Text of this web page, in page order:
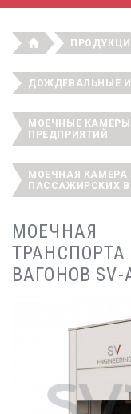
ДОЖДЕВАЛЬНЫЕ
МОЕЧНЫЕ
ПРЕДПРИЯТИЙ
МОЕЧНАЯ
ПАССАЖИРСКИХ
ВАГОНОВ SV-